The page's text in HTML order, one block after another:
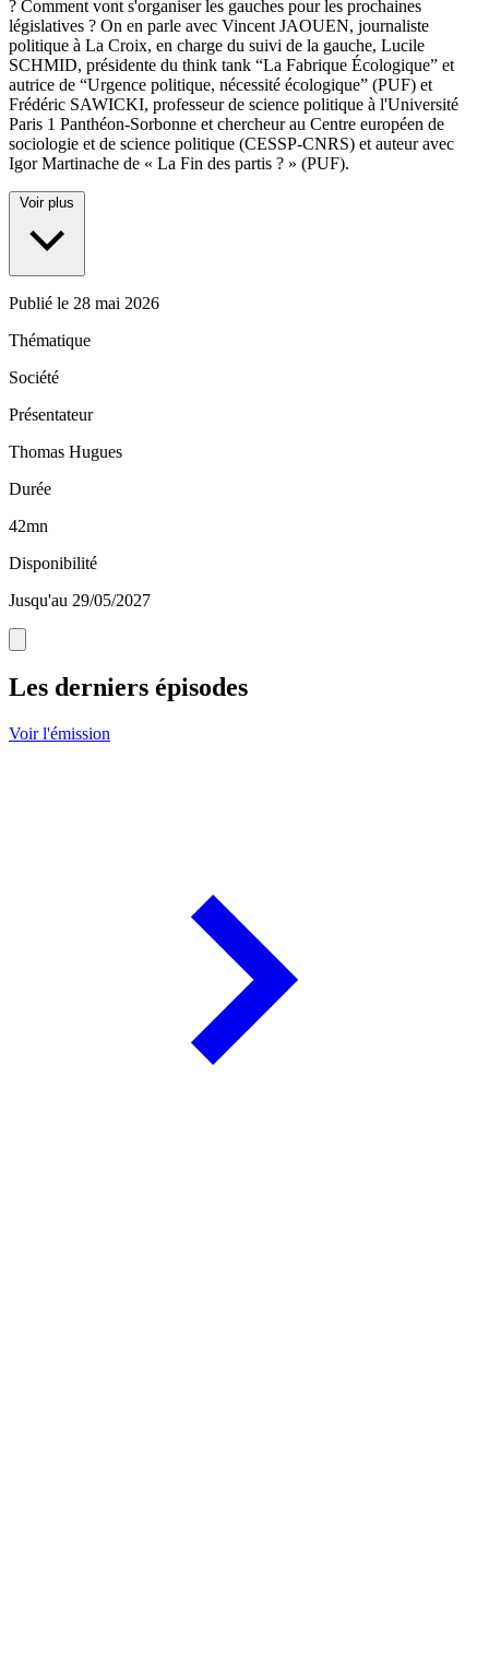
? Comment vont s'organiser les gauches pour les prochaines
législatives ? On en parle avec Vincent JAOUEN, journaliste
politique à La Croix, en charge du suivi de la gauche, Lucile
SCHMID, présidente du think tank “La Fabrique Écologique” et
autrice de “Urgence politique, nécessité écologique” (PUF) et
Frédéric SAWICKI, professeur de science politique à l'Université
Paris 1 Panthéon-Sorbonne et chercheur au Centre européen de
sociologie et de science politique (CESSP-CNRS) et auteur avec
Igor Martinache de « La Fin des partis ? » (PUF).
Voir plus
Publié le 28 mai 2026
Thématique
Société
Présentateur
Thomas Hugues
Durée
42mn
Disponibilité
Jusqu'au 29/05/2027
Les derniers épisodes
Voir l'émission